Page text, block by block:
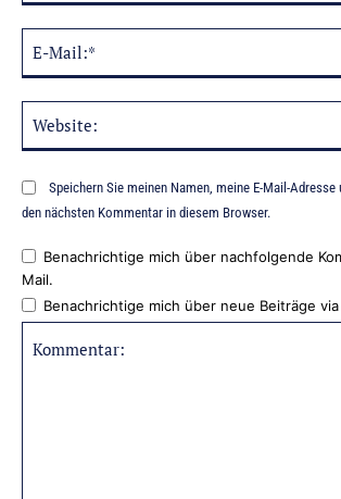
Speichern Sie meinen Namen, meine E-Mail-
den nächsten Kommentar in diesem Browser.
Benachrichtige mich über nachfolgende
Mail.
Benachrichtige mich über neue Beiträge